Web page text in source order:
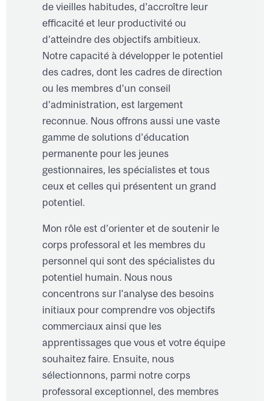
de vieilles habitudes, d’accroître leur
efficacité et leur productivité ou
d’atteindre des objectifs ambitieux.
Notre capacité à développer le potentiel
des cadres, dont les cadres de direction
ou les membres d’un conseil
d’administration, est largement
reconnue. Nous offrons aussi une vaste
gamme de solutions d’éducation
permanente pour les jeunes
gestionnaires, les spécialistes et tous
ceux et celles qui présentent un grand
potentiel.
Mon rôle est d’orienter et de soutenir le
corps professoral et les membres du
personnel qui sont des spécialistes du
potentiel humain. Nous nous
concentrons sur l’analyse des besoins
initiaux pour comprendre vos objectifs
commerciaux ainsi que les
apprentissages que vous et votre équipe
souhaitez faire. Ensuite, nous
sélectionnons, parmi notre corps
professoral exceptionnel, des membres